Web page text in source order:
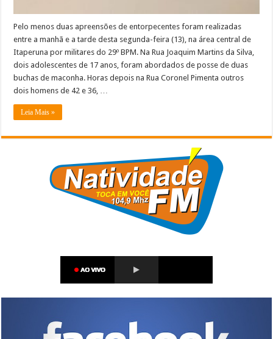
Pelo menos duas apreensões de entorpecentes foram realizadas
entre a manhã e a tarde desta segunda-feira (13), na área central de
Itaperuna por militares do 29º BPM. Na Rua Joaquim Martins da Silva,
dois adolescentes de 17 anos, foram abordados de posse de duas
buchas de maconha. Horas depois na Rua Coronel Pimenta outros
dois homens de 42 e 36, …
Leia Mais »